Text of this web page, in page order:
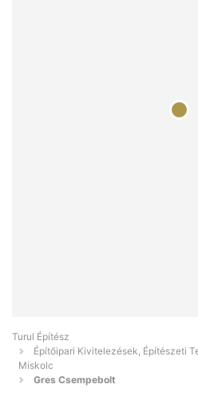
Turul Építész
Építőipari Kivitelezések, Építészeti
Miskolc
Gres Csempebolt